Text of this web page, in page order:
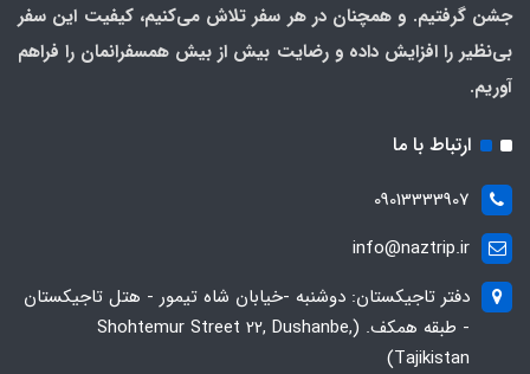
جشن گرفتیم. و همچنان در هر سفر تلاش می‌کنیم، کیفیت این سفر
بی‌نظیر را افزایش داده و رضایت بیش از بیش همسفرانمان را فراهم
آوریم.
ارتباط با ما
09013333907
info@naztrip.ir
دفتر تاجیکستان: دوشنبه -خیابان شاه تیمور - هتل تاجیکستان
- طبقه همکف. (Shohtemur Street 22, Dushanbe,
Tajikistan)